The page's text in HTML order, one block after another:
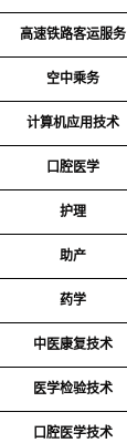
高速铁路客运服务
空中乘务
计算机应用技术
口腔医学
护理
助产
药学
中医康复技术
医学检验技术
口腔医学技术